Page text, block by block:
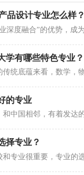
品设计专业怎么样？
学有哪些特色专业？
的专业
择专业？